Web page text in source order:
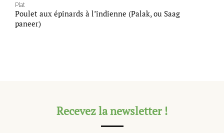
Plat
Poulet aux épinards à l’indienne (Palak, ou Saag
paneer)
Recevez la newsletter !